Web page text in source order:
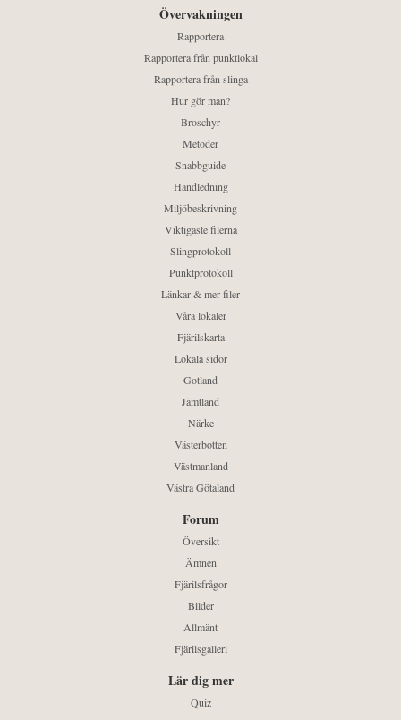
Övervakningen
Rapportera
Rapportera från punktlokal
Rapportera från slinga
Hur gör man?
Broschyr
Metoder
Snabbguide
Handledning
Miljöbeskrivning
Viktigaste filerna
Slingprotokoll
Punktprotokoll
Länkar & mer filer
Våra lokaler
Fjärilskarta
Lokala sidor
Gotland
Jämtland
Närke
Västerbotten
Västmanland
Västra Götaland
Forum
Översikt
Ämnen
Fjärilsfrågor
Bilder
Allmänt
Fjärilsgalleri
Lär dig mer
Quiz